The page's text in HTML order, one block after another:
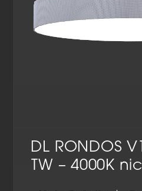
DL RONDOS
TW – 4000K